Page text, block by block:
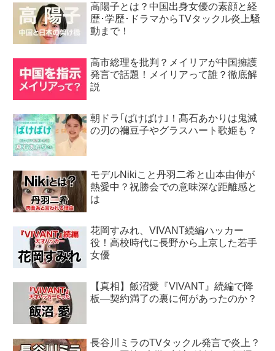
高陽子とは？中国出身女優の素顔と経
歴･学歴･ドラマからTVタックル炎上騒
動まで！
高市総理を批判？メイリアが中国擁護
発言で話題！メイリアって誰？徹底解
説
朝ドラ｢ばけばけ｣！髙石あかりは鬼滅
の刃の禰豆子やグラスハート歌姫も？
モデルNikiこと丹羽二希と山本由伸が
熱愛中？祝勝会での意味深な距離感と
は
花岡すみれ、VIVANT続編ハッカー
役！高校時代に長野から上京した若手
女優
【真相】飯沼愛『VIVANT』続編で降
板―契約満了の裏に何があったのか？
長谷川ミラのTVタックル発言で炎上？